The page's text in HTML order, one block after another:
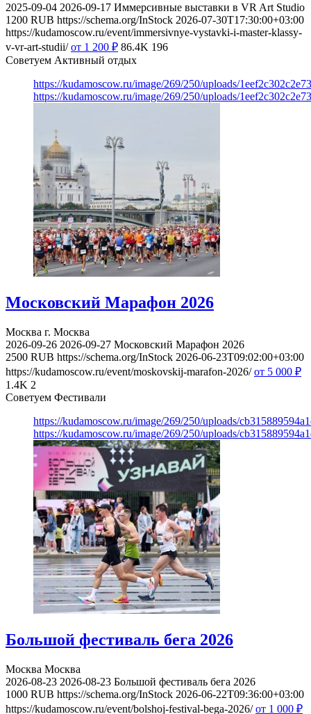
2025-09-04 2026-09-17 Иммерсивные выставки в VR Art Studio
1200 RUB https://schema.org/InStock 2026-07-30T17:30:00+03:00
https://kudamoscow.ru/event/immersivnye-vystavki-i-master-klassy-
v-vr-art-studii/ от 1 200 ₽ 86.4K 196
Советуем Активный отдых
https://kudamoscow.ru/image/269/250/uploads/
https://kudamoscow.ru/image/269/250/uploads/
Московский Марафон 2026
Москва г. Москва
2026-09-26 2026-09-27 Московский Марафон 2026
2500 RUB https://schema.org/InStock 2026-06-23T09:02:00+03:00
https://kudamoscow.ru/event/moskovskij-marafon-2026/ от 5 000 ₽
1.4K 2
Советуем Фестивали
https://kudamoscow.ru/image/269/250/uploads/
https://kudamoscow.ru/image/269/250/uploads/
Большой фестиваль бега 2026
Москва Москва
2026-08-23 2026-08-23 Большой фестиваль бега 2026
1000 RUB https://schema.org/InStock 2026-06-22T09:36:00+03:00
https://kudamoscow.ru/event/bolshoj-festival-bega-2026/ от 1 000 ₽